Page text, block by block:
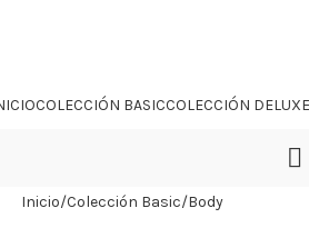
19'99 €
COLECCIÓN BASICCOLECCIÓN DELUXE
Inicio Colección Basic Body